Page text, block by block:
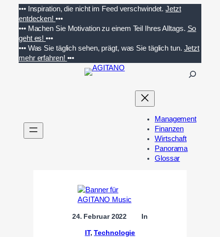
Inhalt
springen
••• Inspiration, die nicht im Feed verschwindet. Jetzt
entdecken! •••
••• Machen Sie Motivation zu einem Teil Ihres Alltags. So
geht es!•••
••• Was Sie täglich sehen, prägt, was Sie täglich tun. Jetzt
mehr erfahren! •••
n
Management
Finanzen
Wirtschaft
Panorama
Glossar
24. Februar 2022 In
IT, Technologie